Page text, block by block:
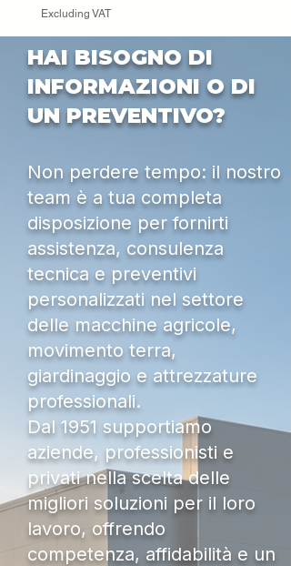
Excluding VAT
HAI BISOGNO DI
INFORMAZIONI O DI
UN PREVENTIVO?
Non perdere tempo: il nostro
team è a tua completa
disposizione per fornirti
assistenza, consulenza
tecnica e preventivi
personalizzati nel settore
delle macchine agricole,
movimento terra,
giardinaggio e attrezzature
professionali.
Dal 1951 supportiamo
aziende, professionisti e
privati nella scelta delle
migliori soluzioni per il loro
lavoro, offrendo
competenza, affidabilità e un